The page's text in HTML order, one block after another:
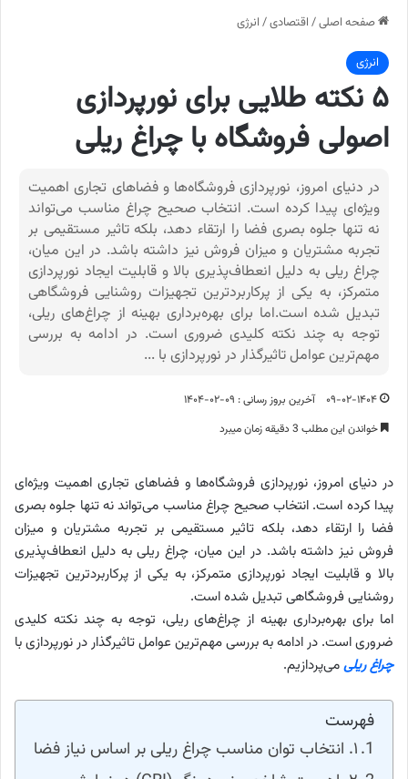
صفحه اصلی/ اقتصادی/ انرژی
انرژی
۵ نکته طلایی برای نورپردازی
اصولی فروشگاه با چراغ ریلی
در دنیای امروز، نورپردازی فروشگاه‌ها و فضاهای تجاری اهمیت
ویژه‌ای پیدا کرده است. انتخاب صحیح چراغ مناسب می‌تواند
نه تنها جلوه بصری فضا را ارتقاء دهد، بلکه تاثیر مستقیمی بر
تجربه مشتریان و میزان فروش نیز داشته باشد. در این میان،
چراغ ریلی به دلیل انعطاف‌پذیری بالا و قابلیت ایجاد نورپردازی
متمرکز، به یکی از پرکاربردترین تجهیزات روشنایی فروشگاهی
تبدیل شده است.اما برای بهره‌برداری بهینه از چراغ‌های ریلی،
توجه به چند نکته کلیدی ضروری است. در ادامه به بررسی
مهم‌ترین عوامل تاثیرگذار در نورپردازی با ...
۰۹-۰۲-۱۴۰۴
آخرین بروز رسانی : ۰۹-۰۲-۱۴۰۴
خواندن این مطلب 3 دقیقه زمان میبرد
در دنیای امروز، نورپردازی فروشگاه‌ها و فضاهای تجاری اهمیت ویژه‌ای
پیدا کرده است. انتخاب صحیح چراغ مناسب می‌تواند نه تنها جلوه بصری
فضا را ارتقاء دهد، بلکه تاثیر مستقیمی بر تجربه مشتریان و میزان
فروش نیز داشته باشد. در این میان، چراغ ریلی به دلیل انعطاف‌پذیری
بالا و قابلیت ایجاد نورپردازی متمرکز، به یکی از پرکاربردترین تجهیزات
روشنایی فروشگاهی تبدیل شده است.
اما برای بهره‌برداری بهینه از چراغ‌های ریلی، توجه به چند نکته کلیدی
ضروری است. در ادامه به بررسی مهم‌ترین عوامل تاثیرگذار در نورپردازی با
چراغ ریلیمی‌پردازیم.
فهرست
۱. انتخاب توان مناسب چراغ ریلی بر اساس نیاز فضا